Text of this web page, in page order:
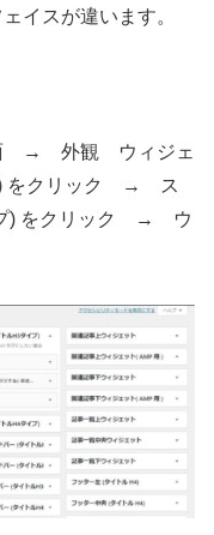
イスが違います。
面 → 外観 ウィジェ
) をクリック → ス
プ) をクリック → ウ